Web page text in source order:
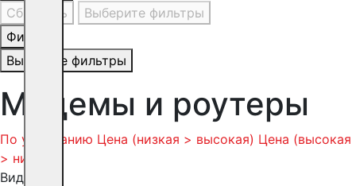
Сбросить
Выберите фильтры
Фильтр
Выберите фильтры
Модемы и роутеры
По умолчанию Цена (низкая > высокая) Цена (высокая
> низкая)
Вид: